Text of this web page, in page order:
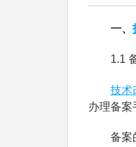
一、
1.1 备
技术
办理备案
备案的